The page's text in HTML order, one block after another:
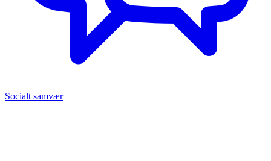
Socialt samvær